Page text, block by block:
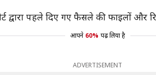
पहले दिए गए फैसले की फाइलों और
आपने 60% पढ़ लिया है
ADVERTISEMENT